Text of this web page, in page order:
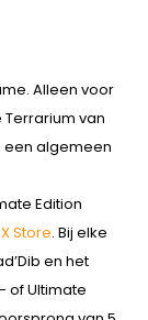
Alleen voor
van
een algemeen
Edition
Store. Bij elke
en het
of Ultimate